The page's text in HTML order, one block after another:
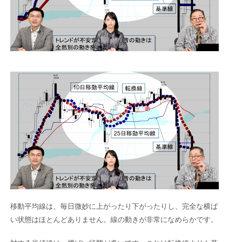
移動平均線は、毎日微妙に上がったり下がったりし、完全な横ば
い状態はほとんどありません。線の動きが非常になめらかです。